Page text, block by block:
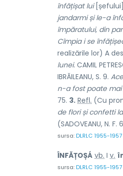
înfățișat lui[șefului].
jandarmi și le-a
împăratului, din
Cîmpia i se
realizările lor) A
lunei. CAMIL
IBRĂILEANU, S. 9.
n-a fost poate mai
75. 3. Refl. (Cu
de flori și confetti
(SADOVEANU, N. F.
sursa:DLRLC 1955-1957
ÎNFĂȚOȘÁ vb. I v.
sursa:DLRLC 1955-1957